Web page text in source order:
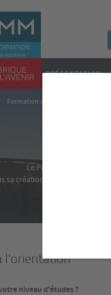
PRÉSENTATION
Formation en alternance
Le Pôle Formation /
sa création, il a permis à plus
l'orientation
niveau d'études ?